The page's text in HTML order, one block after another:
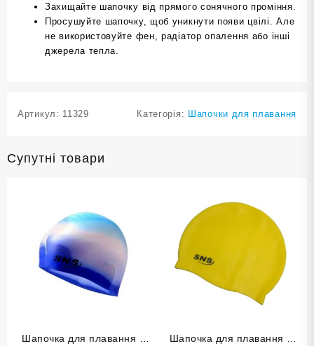
Захищайте шапочку від прямого сонячного проміння.
Просушуйте шапочку, щоб уникнути появи цвілі. Але
не використовуйте фен, радіатор опалення або інші
джерела тепла.
Артикул: 11329 Категорія: Шапочки для плавання
Супутні товари
Шапочка для плавання у
Шапочка для плавання у